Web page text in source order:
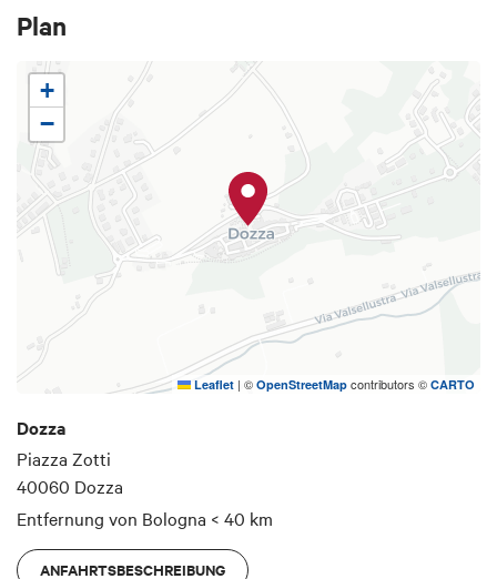
höchsten Punkt von der imposanten
überragt werden.
Dozza ist wegen seiner
Biennale für
zeitgenössische Kunst der bemalten Mauer (jetzt
in seiner 25. Ausgabe) weltberühmt, bei der die
Kleinstadt in ein Freilichtmuseum verwandelt wird,
wo bekannte Künstler dauerhafte Kunstwerke an
den Hausmauern anbringen.
Plan
+
−
Leaflet | © OpenStreetMap contributors © CARTO
Dozza
Piazza Zotti
40060 Dozza
Entfernung von Bologna < 40 km
ANFAHRTSBESCHREIBUNG